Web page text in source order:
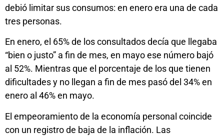
debió limitar sus consumos: en enero era una de cada
tres personas.
En enero, el 65% de los consultados decía que llegaba
“bien o justo” a fin de mes, en mayo ese número bajó
al 52%. Mientras que el porcentaje de los que tienen
dificultades y no llegan a fin de mes pasó del 34% en
enero al 46% en mayo.
El empeoramiento de la economía personal coincide
con un registro de baja de la inflación. Las